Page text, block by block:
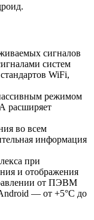
сигналов
систем
WiFi,
режимом
расширяет
во всем
информация
при
и отображения
от ПЭВМ
— от +5°С до